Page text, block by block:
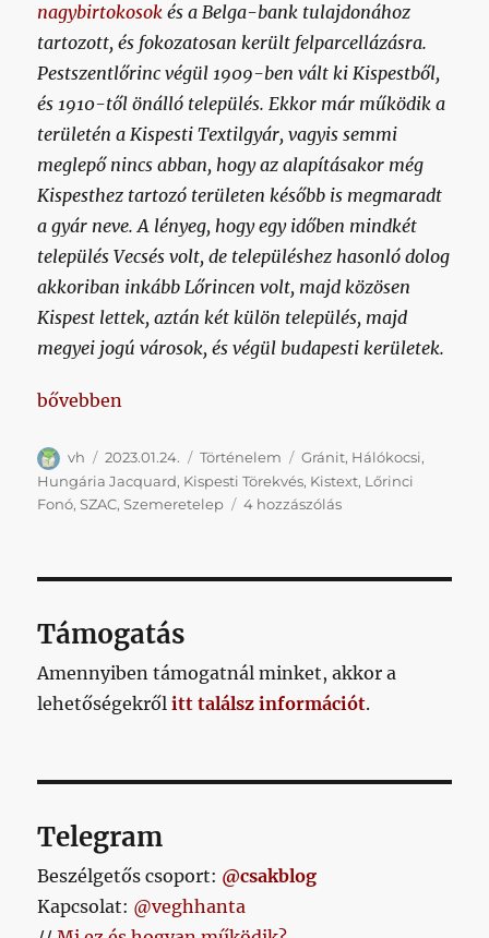
nagybirtokosok és a Belga-bank tulajdonához
tartozott, és fokozatosan került felparcellázásra.
Pestszentlőrinc végül 1909-ben vált ki Kispestből,
és 1910-től önálló település. Ekkor már működik a
területén a Kispesti Textilgyár, vagyis semmi
meglepő nincs abban, hogy az alapításakor még
Kispesthez tartozó területen később is megmaradt
a gyár neve. A lényeg, hogy egy időben mindkét
település Vecsés volt, de településhez hasonló dolog
akkoriban inkább Lőrincen volt, majd közösen
Kispest lettek, aztán két külön település, majd
megyei jogú városok, és végül budapesti kerületek.
„Kispesti és lőrinci csapatok a magyar futball
bővebben
Szerző
vh Közzétéve
2023.01.24. Kategória
Történelem Címke
Gránit, Hálókocsi,
Hungária Jacquard, Kispesti Törekvés, Kistext, Lőrinci
Fonó,SZAC,Szemeretelep 4 hozzászólásKispesti
élvonalában
című
bejegyzéshez
Támogatás
Amennyiben támogatnál minket, akkor a
lehetőségekrőlitt találsz információt.
Telegram
Beszélgetős csoport: @csakblog
Kapcsolat: @veghhanta